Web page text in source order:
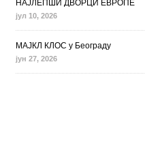
НАЈЛЕПШИ ДВОРЦИ ЕВРОПЕ
јул 10, 2026
МАЈКЛ КЛОС у Београду
јун 27, 2026